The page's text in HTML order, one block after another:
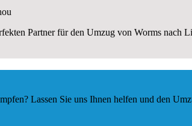
Partner für den Umzug von Worms nach
Lassen Sie uns Ihnen helfen und den